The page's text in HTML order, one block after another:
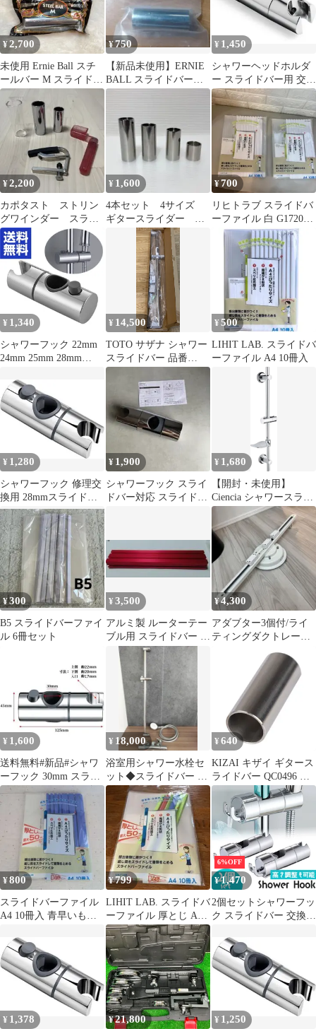
ー お風呂 収納 付け替
え 後付け シルバー 簡
単 工事不要 穴開け不要
修理 シャワー掛け 引っ
掛け
¥2,700
未使用 Ernie Ball スチ
ールバー M スライドバ
ー
¥750
【新品未使用】ERNIE
BALL スライドバー
4235
¥ 1,450
シャワーヘッドホルダ
ー スライドバー用 交換
パーツ
¥2,200
カポタスト ストリン
グワインダー スライ
ドバー（ボトルネッ
ク）
¥ 1,600
4本セット 4サイズ
ギタースライダー エ
レキギター用 ギター
スライド
¥700
リヒトラブ スライドバ
ーファイル 白 G1720-0
（10冊を2パック）
¥ 1,340
シャワーフック 22mm
24mm 25mm 28mm
昇降 スライドバー 交換
方法 シャワーホルダー
互換 角度調整 360度 回
転 30日保証
¥ 14,500
TOTO サザナ シャワー
スライドバー 品番
EKK50121 ホースフッ
¥500
LIHIT LAB. スライドバ
ーファイル A4 10冊入
¥ 1,280
シャワーフック 修理交
換用 28mmスライドバ
ーに対応 (28mm)
¥ 1,900
シャワーフック スライ
ドバー対応 スライドバ
¥ 1,680
【開封・未使用】
Ciencia シャワースライ
ドバー ステンレス
BC4044
¥300
B5 スライドバーファイ
ル 6冊セット
¥3,500
アルミ製 ルーターテー
ブル用 スライドバー 治
¥4,300
アダブター3個付/ライ
ティングダクトレール_
スライドシーリングバ
¥ 1,600
送料無料#新品#シャワ
ーフック 30mm スライ
ドバー 交換 修理 スラ
イドバー
¥ 18,000
浴室用シャワー水栓セ
ット◆スライドバー ◆
浴室用具◆KVK◆Z-
2607JK4
¥ 640
KIZAI キザイ ギタース
ライドバー QC0496 ス
テンレス 銀色
60*25*22*2mm コント
ロールの自由 表現力が
豊か
¥800
スライドバーファイル
A4 10冊入 青早いもの
¥799
LIHIT LAB. スライドバ
ーファイル 厚とじ A4 6
冊入
6%OFF
¥1,470
2個セットシャワーフッ
ク スライドバー 交換
ーホルダー シャワーヘ
ッド フック 棒 ポール
角度調節 高さ調節 シャ
ワーハンガー お風呂 収
納 付け替え 後付け シ
ルバー 簡単 工事不要
穴開け不要 修理 シャワ
¥ 1,378 ¥21,800 ¥ 1,250